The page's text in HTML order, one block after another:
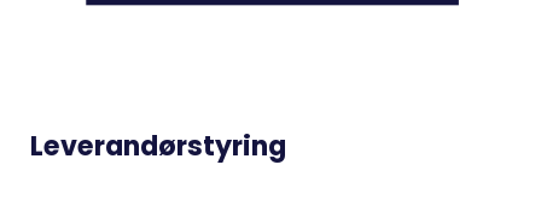
Leverandørstyring